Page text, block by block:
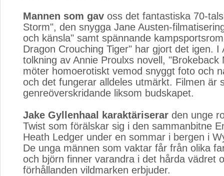
Mannen som gav oss det fantastiska 70-
Storm", den snygga Jane Austen-
och känsla" samt spännande
Dragon Crouching Tiger" har gjort det igen. I
tolkning av Annie Proulxs novell, "Brokeback
möter homoerotiskt vemod snyggt foto och
och det fungerar alldeles utmärkt. Filmen är
genreöverskridande liksom budskapet.
Jake Gyllenhaal karaktäriserar den unge
Twist som förälskar sig i den sammanbitne
Heath Ledger under en sommar i bergen i
De unga männen som vaktar får från olika
och björn finner varandra i det hårda vädret
förhållanden vildmarken erbjuder.